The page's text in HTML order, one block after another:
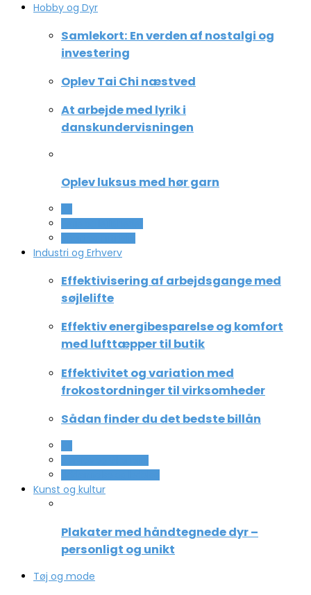
Hobby og Dyr
Samlekort: En verden af nostalgi og
investering
Oplev Tai Chi næstved
At arbejde med lyrik i
danskundervisningen
Oplev luksus med hør garn
Industri og Erhverv
Effektivisering af arbejdsgange med
søjlelifte
Effektiv energibesparelse og komfort
med lufttæpper til butik
Effektivitet og variation med
frokostordninger til virksomheder
Sådan finder du det bedste billån
Kunst og kultur
Plakater med håndtegnede dyr –
personligt og unikt
Tøj og mode